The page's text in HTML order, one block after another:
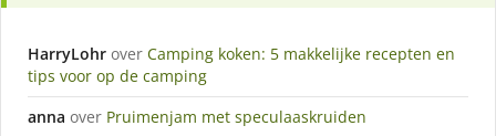
HarryLohr over Camping koken: 5 makkelijke recepten en
tips voor op de camping
anna over Pruimenjam met speculaaskruiden